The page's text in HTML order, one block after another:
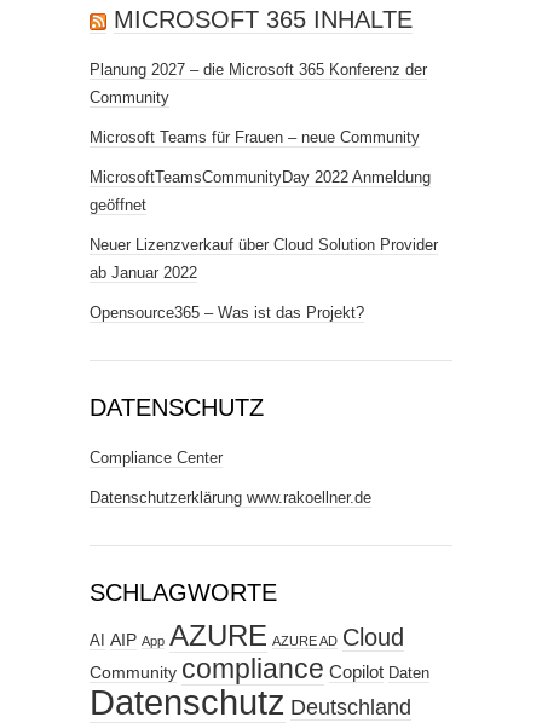
MICROSOFT 365 INHALTE
Planung 2027 – die Microsoft 365 Konferenz der
Community
Microsoft Teams für Frauen – neue Community
MicrosoftTeamsCommunityDay 2022 Anmeldung
geöffnet
Neuer Lizenzverkauf über Cloud Solution Provider
ab Januar 2022
Opensource365 – Was ist das Projekt?
DATENSCHUTZ
Compliance Center
Datenschutzerklärung www.rakoellner.de
SCHLAGWORTE
AI AIP App AZURE AZURE AD Cloud
Community compliance Copilot Daten
Datenschutz Deutschland